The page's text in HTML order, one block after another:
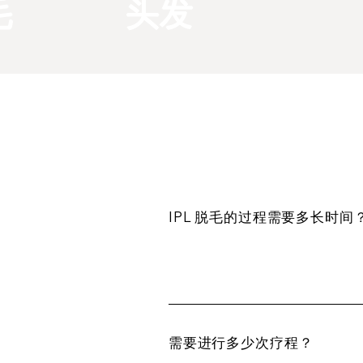
IPL 脱毛的过程需要多长时间
需要进行多少次疗程？